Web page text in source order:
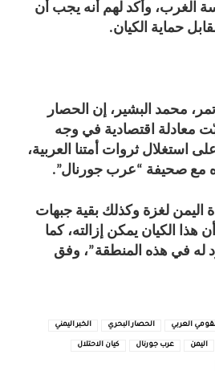
الغرب، وأكد لهم أنه يجب أن
حماية الكيان.
محمد البشير، إن الحصار
معادلة اقتصادية في وجه
استغلال ثروات أمتنا العربية،
مع صحيفة “عرب جورنال”.
اليمن لغزة وكذلك بقية جبهات
هذا الكيان يمكن إزالته، كما
له في هذه المنطقة”، وفق
العربي الحصار البحري الخبر اليمني
اليمن عرب جورنال كيان الاحتلال